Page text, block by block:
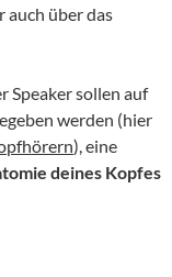
auch über das
Speaker sollen auf
werden (hier
), eine
deines Kopfes